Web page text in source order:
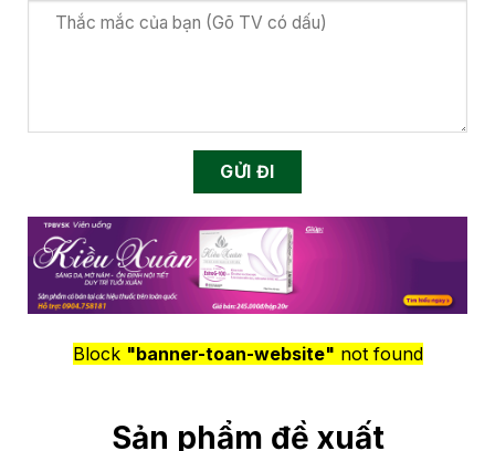
Block "banner-toan-website" not found
Sản phẩm đề xuất